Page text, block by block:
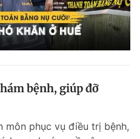
bệnh, giúp đỡ
môn phục vụ điều trị bệnh,